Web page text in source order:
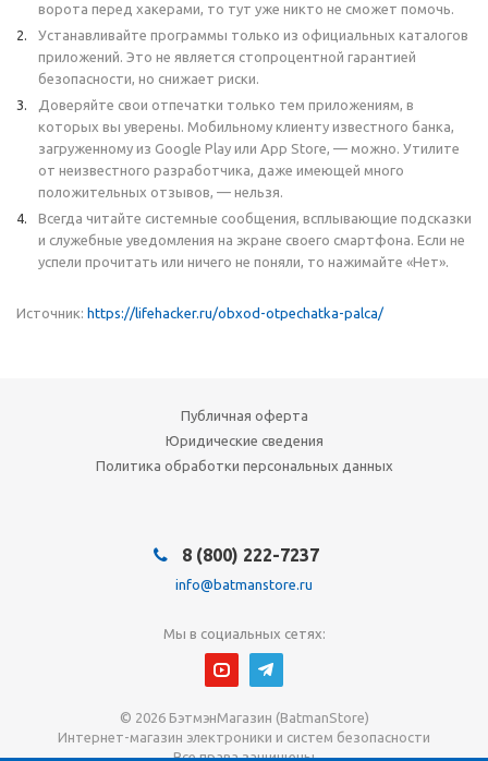
ворота перед хакерами, то тут уже никто не сможет помочь.
Устанавливайте программы только из официальных каталогов
приложений. Это не является стопроцентной гарантией
безопасности, но снижает риски.
Доверяйте свои отпечатки только тем приложениям, в
которых вы уверены. Мобильному клиенту известного банка,
загруженному из Google Play или App Store, — можно. Утилите
от неизвестного разработчика, даже имеющей много
положительных отзывов, — нельзя.
Всегда читайте системные сообщения, всплывающие подсказки
и служебные уведомления на экране своего смартфона. Если не
успели прочитать или ничего не поняли, то нажимайте «Нет».
Источник: https://lifehacker.ru/obxod-otpechatka-palca/
Публичная оферта
Юридические сведения
Политика обработки персональных данных
8 (800) 222-7237
info@batmanstore.ru
Мы в социальных сетях:
© 2026 БэтмэнМагазин (BatmanStore)
Интернет-магазин электроники и систем безопасности
Все права защищены